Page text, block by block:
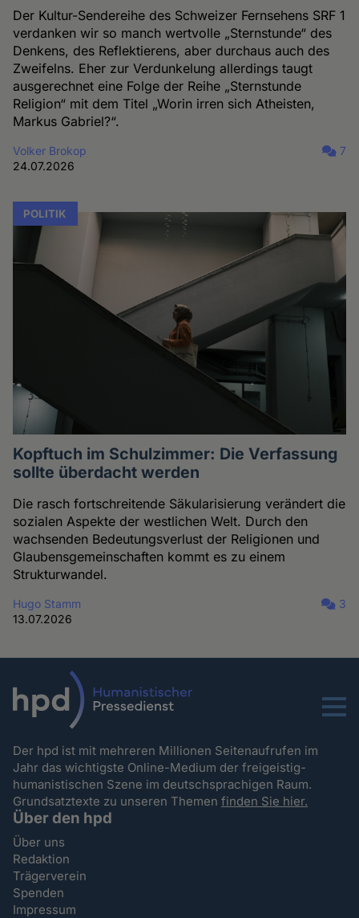
Der Kultur-Sendereihe des Schweizer Fernsehens SRF 1
verdanken wir so manch wertvolle „Sternstunde“ des
Denkens, des Reflektierens, aber durchaus auch des
Zweifelns. Eher zur Verdunkelung allerdings taugt
ausgerechnet eine Folge der Reihe „Sternstunde
Religion“ mit dem Titel „Worin irren sich Atheisten,
Markus Gabriel?“.
Volker Brokop
24.07.2026
7
POLITIK
Kopftuch im Schulzimmer: Die Verfassung
sollte überdacht werden
Die rasch fortschreitende Säkularisierung verändert die
sozialen Aspekte der westlichen Welt. Durch den
wachsenden Bedeutungsverlust der Religionen und
Glaubensgemeinschaften kommt es zu einem
Strukturwandel.
Hugo Stamm
13.07.2026
3
Menu
Der hpd ist mit mehreren Millionen Seitenaufrufen im
Jahr das wichtigste Online-Medium der freigeistig-
humanistischen Szene im deutschsprachigen Raum.
Grundsatztexte zu unseren Themenfinden Sie hier.
Über den hpd
Über uns
Redaktion
Trägerverein
Spenden
Impressum